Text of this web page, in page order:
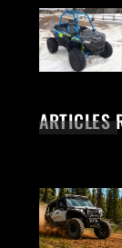
ARTICLES